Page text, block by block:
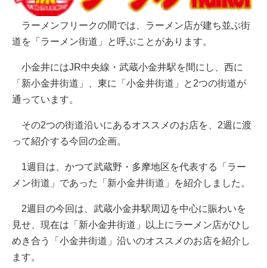
ラーメンフリークの間では、ラーメン店が建ち並ぶ街
道を「ラーメン街道」と呼ぶことがあります。
小金井にはJR中央線・武蔵小金井駅を間にし、西に
「新小金井街道」、東に「小金井街道」と2つの街道が
通っています。
その2つの街道沿いにあるオススメのお店を、2週に渡
って紹介する今回の企画。
1週目は、かつて武蔵野・多摩地区を代表する「ラー
メン街道」であった「新小金井街道」を紹介しました。
2週目の今回は、武蔵小金井駅周辺を中心に賑わいを
見せ、現在は「新小金井街道」以上にラーメン店がひし
めき合う「小金井街道」沿いのオススメのお店を紹介し
ます。